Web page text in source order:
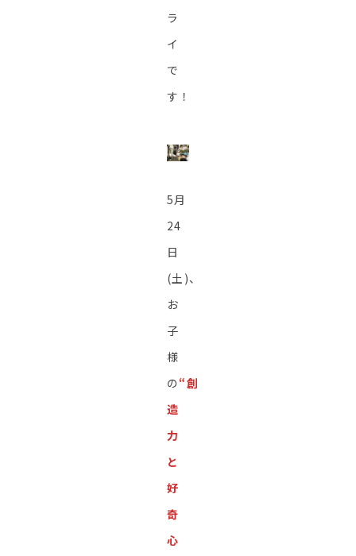
ラ
イ
で
す！
5月
24
日
(土)、
お
子
様
の “創
造
力
と
好
奇
心